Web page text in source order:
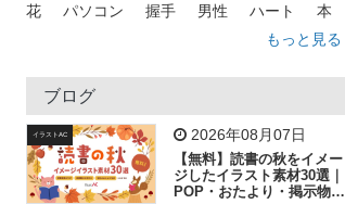
花 パソコン 握手 男性 ハート 本
トラック 木
吹き出し
飛行機 グラフ ビル 魚 家族 書類
歩く 工場 会社 太陽 キラキラ
もっと見る
ブログ
イラストAC 2026年08月07日
【無料】読書の秋をイメー
ジしたイラスト素材30選｜
POP・おたより・掲示物に